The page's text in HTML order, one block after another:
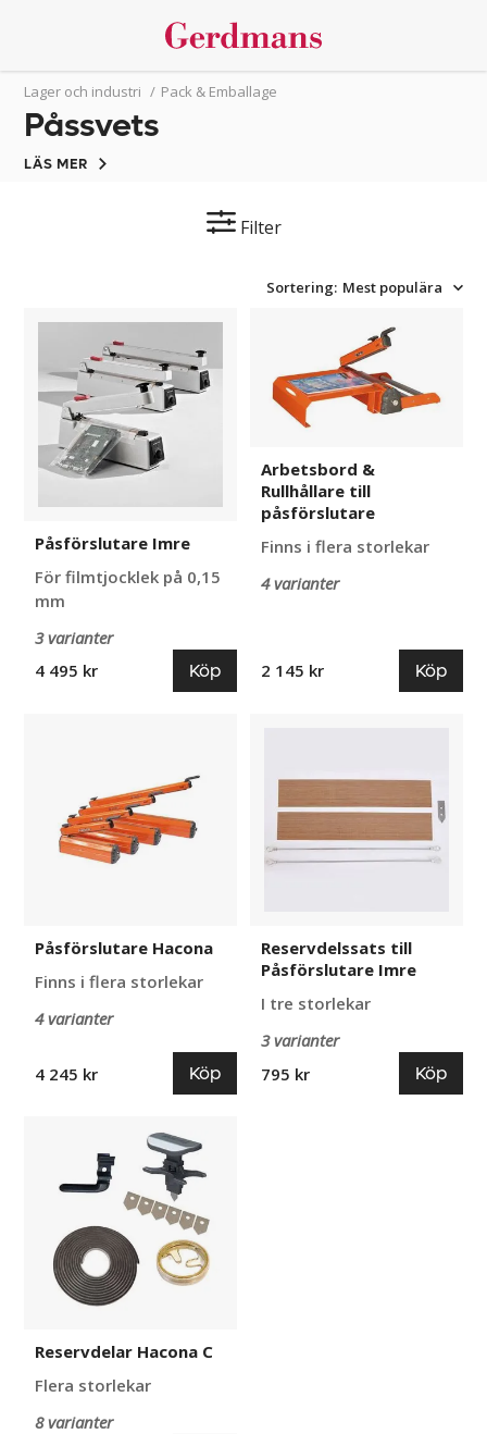
Lager och industri / Pack & Emballage
Påssvets
LÄS MER
Filter
Sortering: Mest populära
Påsförslutare
Påsförslutare Imre
För filmtjocklek på 0,15
mm
3 varianter
4 495 kr
Köp
Rullhållare
påsförslutare
Arbetsbord &
Rullhållare till
påsförslutare
Finns i flera storlekar
4 varianter
2 145 kr Köp
Påsförslutare Hacona
Finns i flera storlekar
4 varianter
4 245 kr Köp
Reservdelssats till
Påsförslutare Imre
I tre storlekar
3 varianter
795 kr
Köp
Reservdelar Hacona C
Flera storlekar
8 varianter